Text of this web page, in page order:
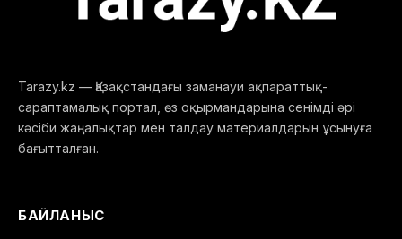
Tarazy.kz — Қазақстандағы заманауи ақпараттық-
сараптамалық портал, өз оқырмандарына сенімді әрі
кәсіби жаңалықтар мен талдау материалдарын ұсынуға
бағытталған.
БАЙЛАНЫС